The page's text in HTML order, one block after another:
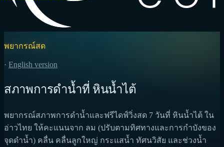
พยากรณ์สด
· English version
สภาพการดำน้ำที่ หินน้ำไต้
พยากรณ์สภาพการดำน้ำและฟรีไดฟ์วิ่งสด 7 วันที่ หินน้ำไต้ ใน
อ่าวไทย ให้คะแนนจาก ลม (ปรับตามทิศทางและการกำบังของ
จุดดำน้ำ) คลื่น คลื่นลูกใหญ่ กระแสน้ำ ทัศนวิสัย และช่วงน้ำ